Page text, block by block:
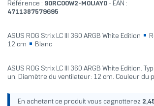
Référence : 90RC00W2-M0UAY0- EAN :
4711387579695
ASUS ROG Strix LC III 360 ARGB White Edition
12 cm
Blanc
ASUS ROG Strix LC III 360 ARGB White Edition.
un, Diamètre du ventilateur: 12 cm. Couleur du
En achetant ce produit vous cagnotterez